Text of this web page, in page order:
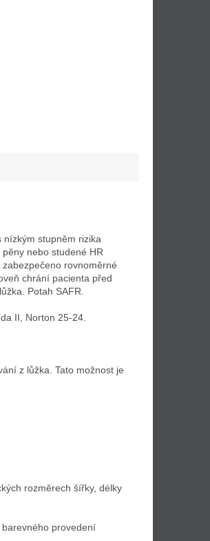
stupněm rizika
nebo studené HR
rovnoměrné
chrání pacienta před
Potah SAFR.
II, Norton 25-24.
z lůžka. Tato možnost je
rozměrech šířky, délky
provedení